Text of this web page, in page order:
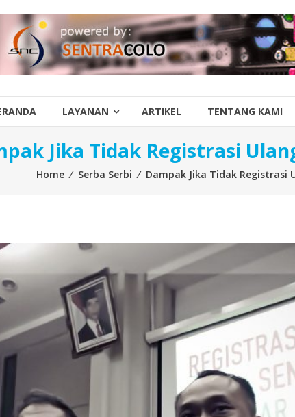
LAYANAN ARTIKEL TENTANG KAMI
Jika Tidak Registrasi
Home ⁄ Serba Serbi ⁄ Dampak Jika Tidak Registrasi